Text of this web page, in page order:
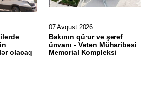
olacaq
07 Avqust 2026
Bakının qürur və şərəf
ünvanı - Vətən Müharibəsi
Memorial Kompleksi